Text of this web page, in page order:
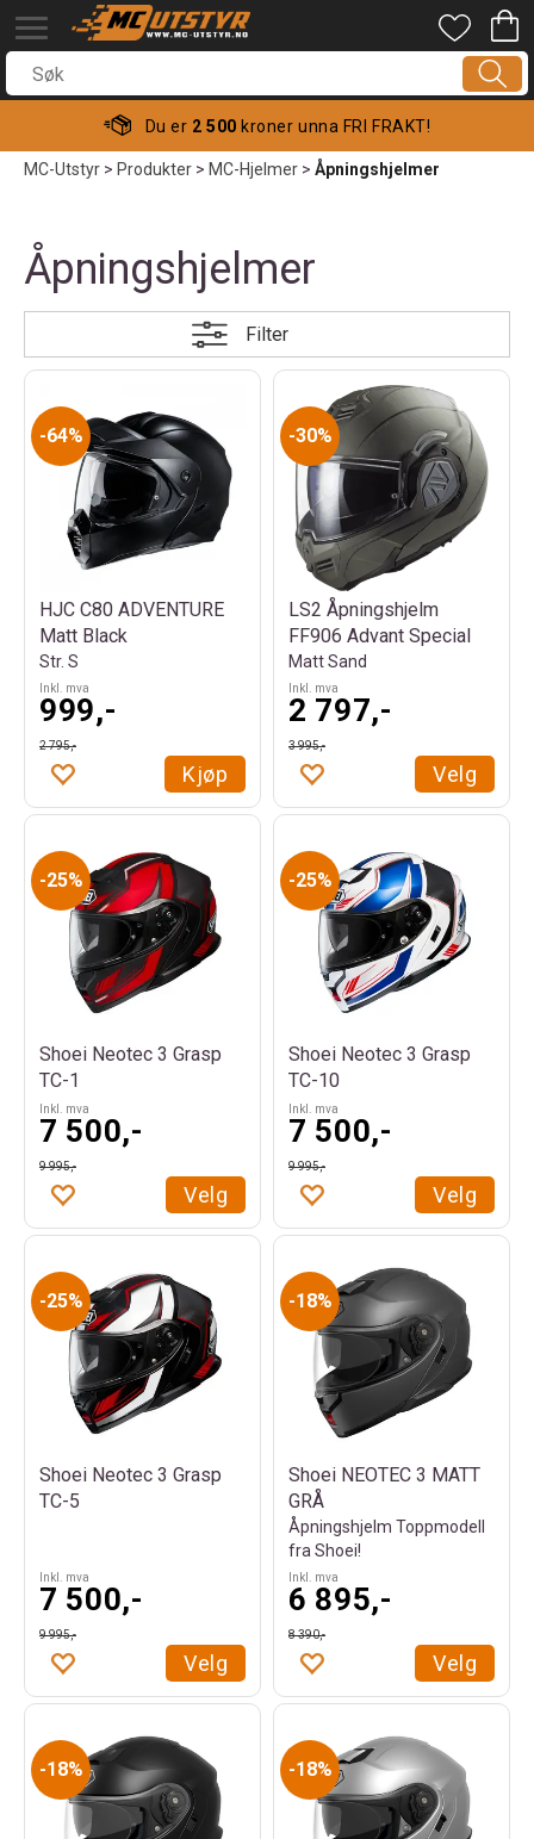
Du er 2 500 kroner unna FRI FRAKT!
MC-Utstyr>Produkter>MC-Hjelmer>Åpningshjelmer
Åpningshjelmer
Filter
64%
HJC C80 ADVENTURE
Matt Black
Str. S
Inkl. mva
999,-
2 795,-
Kjøp
30%
LS2 Åpningshjelm
FF906 Advant Special
Matt Sand
Inkl. mva
2 797,-
3 995,-
Velg
25%
Shoei Neotec 3 Grasp
TC-1
Inkl. mva
7 500,-
9 995,-
Velg
25%
Shoei Neotec 3 Grasp
TC-10
Inkl. mva
7 500,-
9 995,-
Velg
25%
Shoei Neotec 3 Grasp
TC-5
Inkl. mva
7 500,-
9 995,-
Velg
18%
Shoei NEOTEC 3 MATT
GRÅ
Åpningshjelm Toppmodell
fra Shoei!
Inkl. mva
6 895,-
8 390,-
Velg
18% 18%